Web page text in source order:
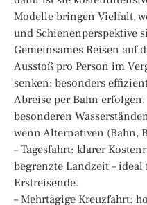
Modelle bringen Vielfalt,
und Schienenperspektive
Gemeinsames Reisen auf
Ausstoß pro Person im
senken; besonders
Abreise per Bahn
besonderen
wenn Alternativen (Bahn,
– Tagesfahrt: klarer
begrenzte Landzeit –
Erstreisende.
– Mehrtägige Kreuzfahrt: